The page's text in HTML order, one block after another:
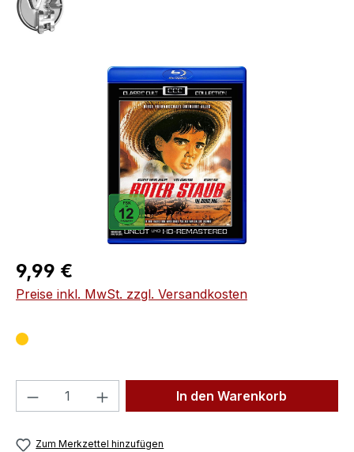
Bildergalerie überspringen
Regulärer Preis:
9,99 €
Preise inkl. MwSt. zzgl. Versandkosten
Produkt Anzahl: Gib denIn den Warenkorb
Zum Merkzettel hinzufügen